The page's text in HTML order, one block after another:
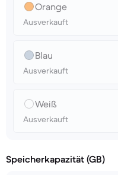
Orange
Ausverkauft
Blau
Ausverkauft
Weiß
Ausverkauft
Speicherkapazität (GB)